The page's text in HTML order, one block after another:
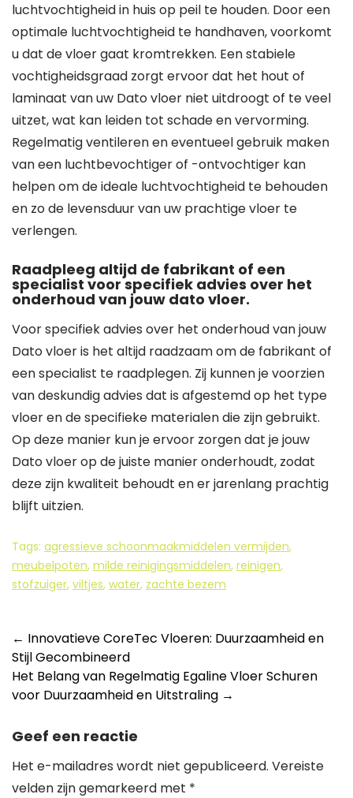
luchtvochtigheid in huis op peil te houden. Door een
optimale luchtvochtigheid te handhaven, voorkomt
u dat de vloer gaat kromtrekken. Een stabiele
vochtigheidsgraad zorgt ervoor dat het hout of
laminaat van uw Dato vloer niet uitdroogt of te veel
uitzet, wat kan leiden tot schade en vervorming.
Regelmatig ventileren en eventueel gebruik maken
van een luchtbevochtiger of -ontvochtiger kan
helpen om de ideale luchtvochtigheid te behouden
en zo de levensduur van uw prachtige vloer te
verlengen.
Raadpleeg altijd de fabrikant of een
specialist voor specifiek advies over het
onderhoud van jouw dato vloer.
Voor specifiek advies over het onderhoud van jouw
Dato vloer is het altijd raadzaam om de fabrikant of
een specialist te raadplegen. Zij kunnen je voorzien
van deskundig advies dat is afgestemd op het type
vloer en de specifieke materialen die zijn gebruikt.
Op deze manier kun je ervoor zorgen dat je jouw
Dato vloer op de juiste manier onderhoudt, zodat
deze zijn kwaliteit behoudt en er jarenlang prachtig
blijft uitzien.
Tags: agressieve schoonmaakmiddelen vermijden,
meubelpoten, milde reinigingsmiddelen, reinigen,
stofzuiger, viltjes, water, zachte bezem
Berichtnavigatie
← Innovatieve CoreTec Vloeren: Duurzaamheid en
Stijl Gecombineerd
Het Belang van Regelmatig Egaline Vloer Schuren
voor Duurzaamheid en Uitstraling →
Geef een reactie
Het e-mailadres wordt niet gepubliceerd. Vereiste
velden zijn gemarkeerd met *